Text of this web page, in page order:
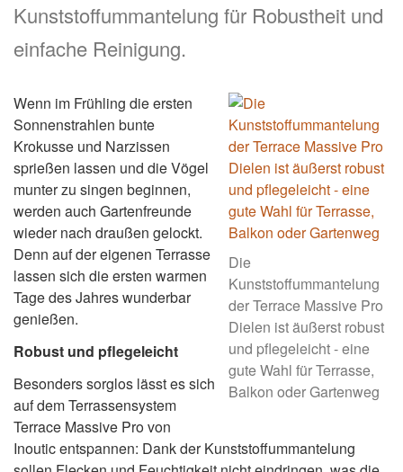
Kunststoffummantelung für Robustheit und
einfache Reinigung.
Die
Kunststoffummantelung
der Terrace Massive Pro
Dielen ist äußerst robust
und pflegeleicht - eine
gute Wahl für Terrasse,
Balkon oder Gartenweg
Wenn im Frühling die ersten
Sonnenstrahlen bunte
Krokusse und Narzissen
sprießen lassen und die Vögel
munter zu singen beginnen,
werden auch Gartenfreunde
wieder nach draußen gelockt.
Denn auf der eigenen Terrasse
lassen sich die ersten warmen
Tage des Jahres wunderbar
genießen.
Robust und pflegeleicht
Besonders sorglos lässt es sich
auf dem Terrassensystem
Terrace Massive Pro von
Inoutic entspannen: Dank der Kunststoffummantelung